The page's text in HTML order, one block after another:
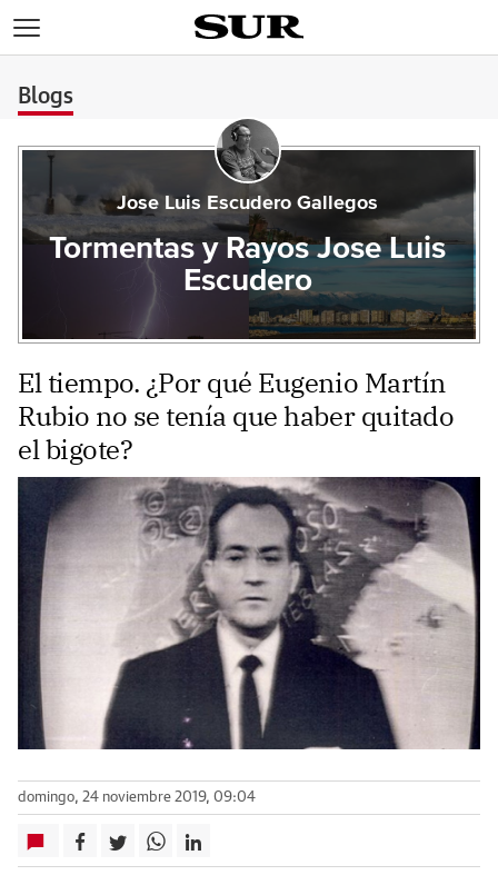
Blogs
Jose Luis Escudero Gallegos
Tormentas y Rayos Jose Luis
Escudero
El tiempo. ¿Por qué Eugenio Martín
Rubio no se tenía que haber quitado
el bigote?
domingo, 24 noviembre 2019, 09:04